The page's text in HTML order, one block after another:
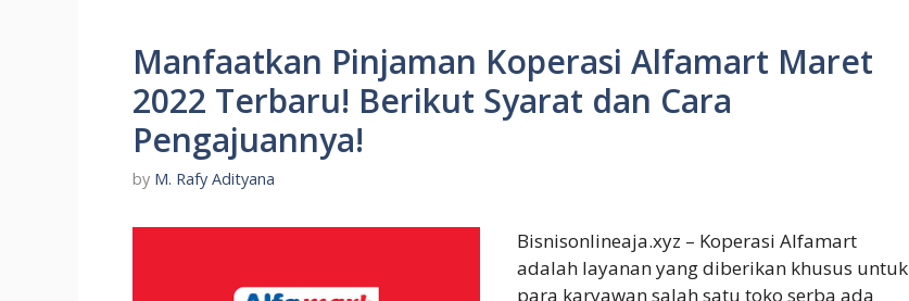
Manfaatkan Pinjaman Koperasi Alfamart Maret
2022 Terbaru! Berikut Syarat dan Cara
Pengajuannya!
by M. Rafy Adityana
Bisnisonlineaja.xyz – Koperasi Alfamart
adalah layanan yang diberikan khusus untuk
para karyawan salah satu toko serba ada